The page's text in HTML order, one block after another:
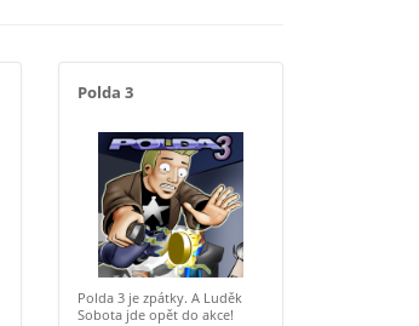
Polda 3
Polda 3 je zpátky. A Luděk
Sobota jde opět do akce!